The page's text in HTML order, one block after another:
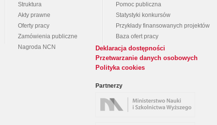
Struktura
Akty prawne
Oferty pracy
Zamówienia publiczne
Nagroda NCN
Pomoc publiczna
Statystyki konkursów
Przykłady finansowanych projektów
Baza ofert pracy
Deklaracja dostępności
Przetwarzanie danych osobowych
Polityka cookies
Partnerzy